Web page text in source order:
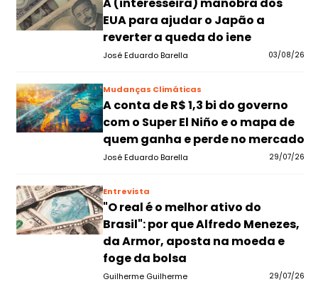
A (interesseira) manobra dos
EUA para ajudar o Japão a
reverter a queda do iene
José Eduardo Barella 03/08/26
Mudanças Climáticas
A conta de R$ 1,3 bi do governo
com o Super El Niño e o mapa de
quem ganha e perde no mercado
José Eduardo Barella 29/07/26
Entrevista
"O real é o melhor ativo do
Brasil": por que Alfredo Menezes,
da Armor, aposta na moeda e
foge da bolsa
Guilherme Guilherme 29/07/26